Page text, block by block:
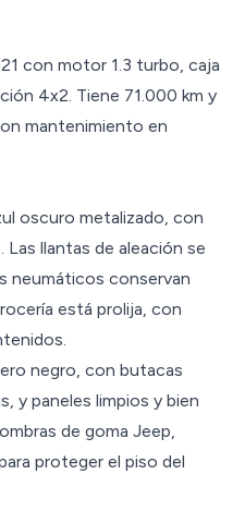
con motor 1.3 turbo, caja
4x2. Tiene 71.000 km y
mantenimiento en
oscuro metalizado, con
llantas de aleación se
neumáticos conservan
está prolija, con
negro, con butacas
y paneles limpios y bien
de goma Jeep,
proteger el piso del